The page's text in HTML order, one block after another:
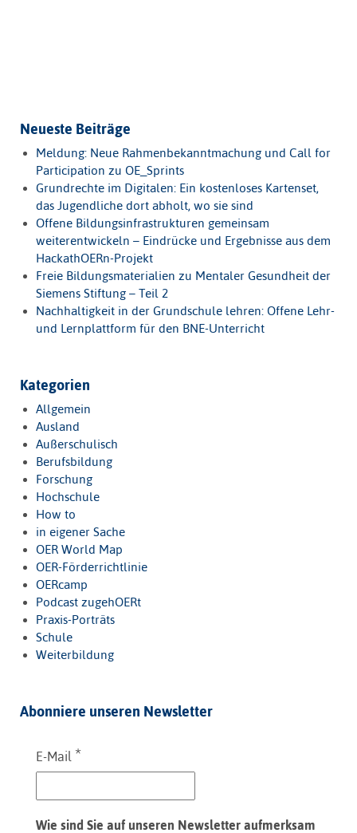
Neueste Beiträge
Meldung: Neue Rahmenbekanntmachung und Call for
Participation zu OE_Sprints
Grundrechte im Digitalen: Ein kostenloses Kartenset,
das Jugendliche dort abholt, wo sie sind
Offene Bildungsinfrastrukturen gemeinsam
weiterentwickeln – Eindrücke und Ergebnisse aus dem
HackathOERn-Projekt
Freie Bildungsmaterialien zu Mentaler Gesundheit der
Siemens Stiftung – Teil 2
Nachhaltigkeit in der Grundschule lehren: Offene Lehr-
und Lernplattform für den BNE-Unterricht
Kategorien
Allgemein
Ausland
Außerschulisch
Berufsbildung
Forschung
Hochschule
How to
in eigener Sache
OER World Map
OER-Förderrichtlinie
OERcamp
Podcast zugehOERt
Praxis-Porträts
Schule
Weiterbildung
Abonniere unseren Newsletter
E-Mail *
Wie sind Sie auf unseren Newsletter aufmerksam